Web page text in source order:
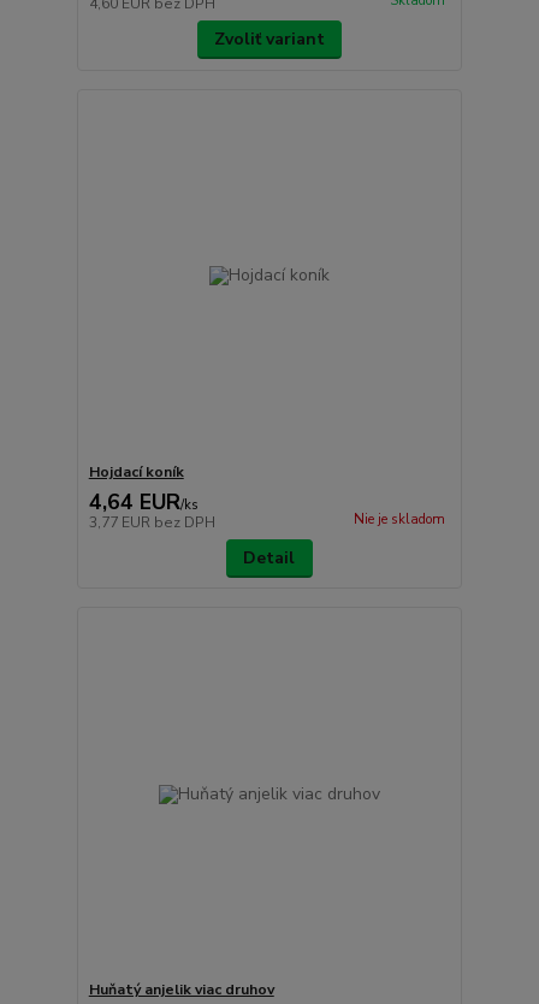
Zvoliť variant
Hojdací koník
4,64 EUR/ks
3,77 EUR bez DPH Nie je skladom
Detail
Huňatý anjelik viac druhov